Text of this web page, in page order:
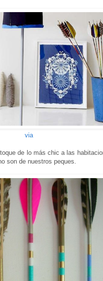
via
de lo más chic a las
son de nuestros peques.